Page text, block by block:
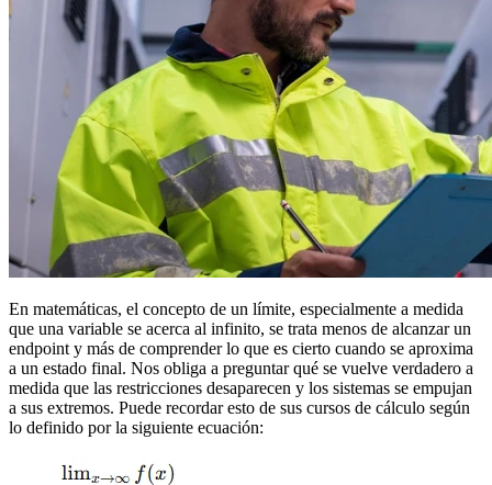
En matemáticas, el concepto de un límite, especialmente a medida
que una variable se acerca al infinito, se trata menos de alcanzar un
endpoint y más de comprender lo que es cierto cuando se aproxima
a un estado final. Nos obliga a preguntar qué se vuelve verdadero a
medida que las restricciones desaparecen y los sistemas se empujan
a sus extremos. Puede recordar esto de sus cursos de cálculo según
lo definido por la siguiente ecuación: